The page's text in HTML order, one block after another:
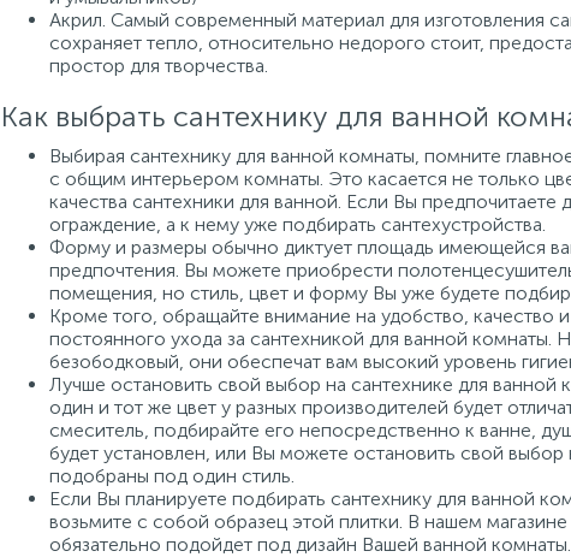
Акрил. Самый современный материал для изготовления
сохраняет тепло, относительно недорого стоит,
простор для творчества.
Как выбрать сантехнику для ванной
Выбирая сантехнику для ванной комнаты, помните
с общим интерьером комнаты. Это касается не только
качества сантехники для ванной. Если Вы предпочитаете
ограждение, а к нему уже подбирать сантехустройства.
Форму и размеры обычно диктует площадь имеющейся
предпочтения. Вы можете приобрести
помещения, но стиль, цвет и форму Вы уже будете
Кроме того, обращайте внимание на удобство, качество
постоянного ухода за сантехникой для ванной
безободковый, они обеспечат вам высокий уровень
Лучше остановить свой выбор на сантехнике для
один и тот же цвет у разных производителей будет
смеситель, подбирайте его непосредственно к ванне,
будет установлен, или Вы можете остановить свой
подобраны под один стиль.
Если Вы планируете подбирать сантехнику для ванной
возьмите с собой образец этой плитки. В нашем
обязательно подойдет под дизайн Вашей ванной комнаты.